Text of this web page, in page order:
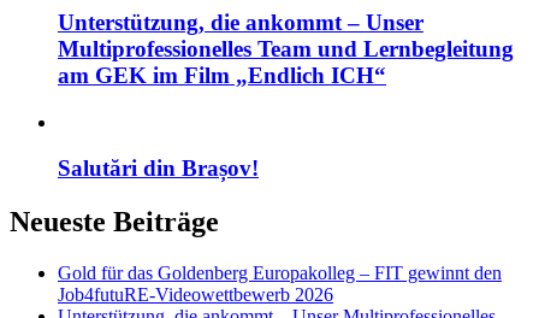
Unterstützung, die ankommt – Unser
Multiprofessionelles Team und Lernbegleitung
am GEK im Film „Endlich ICH“
Salutări din Brașov!
Neueste Beiträge
Gold für das Goldenberg Europakolleg – FIT gewinnt den
Job4futuRE-Videowettbewerb 2026